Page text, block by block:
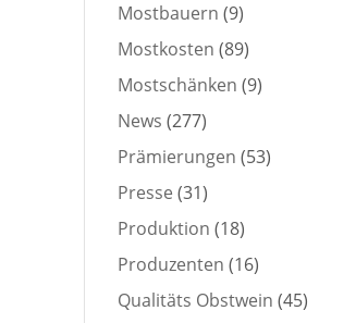
Mostbauern (9)
Mostkosten (89)
Mostschänken (9)
News (277)
Prämierungen (53)
Presse (31)
Produktion (18)
Produzenten (16)
Qualitäts Obstwein (45)